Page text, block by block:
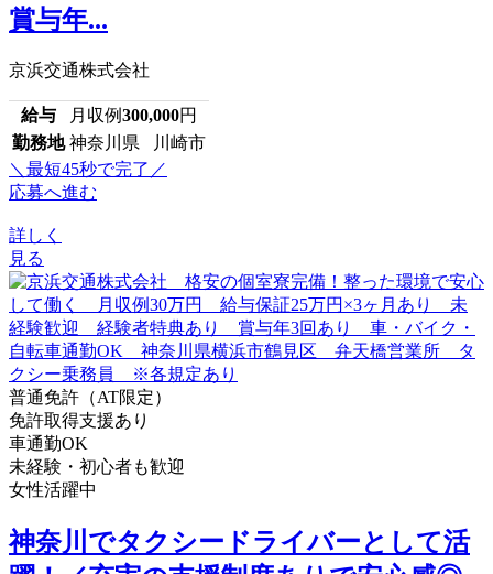
賞与年...
京浜交通株式会社
給与 月収例300,000円
勤務地 神奈川県 川崎市
＼最短45秒で完了／
応募へ進む
詳しく
見る
普通免許（AT限定）
免許取得支援あり
車通勤OK
未経験・初心者も歓迎
女性活躍中
神奈川でタクシードライバーとして活